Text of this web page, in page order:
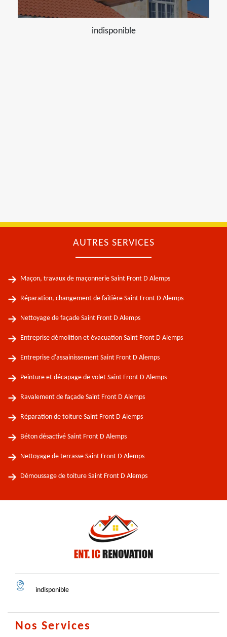
indisponible
AUTRES SERVICES
Maçon, travaux de maçonnerie Saint Front D Alemps
Réparation, changement de faîtière Saint Front D Alemps
Nettoyage de façade Saint Front D Alemps
Entreprise démolition et évacuation Saint Front D Alemps
Entreprise d'assainissement Saint Front D Alemps
Peinture et décapage de volet Saint Front D Alemps
Ravalement de façade Saint Front D Alemps
Réparation de toiture Saint Front D Alemps
Béton désactivé Saint Front D Alemps
Nettoyage de terrasse Saint Front D Alemps
Démoussage de toiture Saint Front D Alemps
indisponible
Nos Services